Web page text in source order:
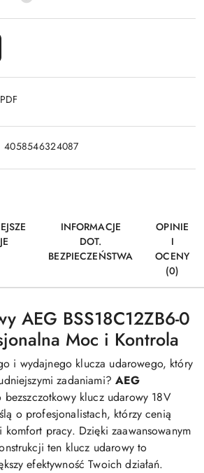
4058546324087
INFORMACJE
DOT.
BEZPIECZEŃSTWA
OPINIE
I
OCENY
(0)
AEG BSS18C12ZB6-0
Moc i Kontrola
i wydajnego klucza udarowego, który
zadaniami?AEG
bezszczotkowy klucz udarowy 18V
o profesjonalistach, którzy cenią
pracy. Dzięki zaawansowanym
ten klucz udarowy to
efektywność Twoich działań.